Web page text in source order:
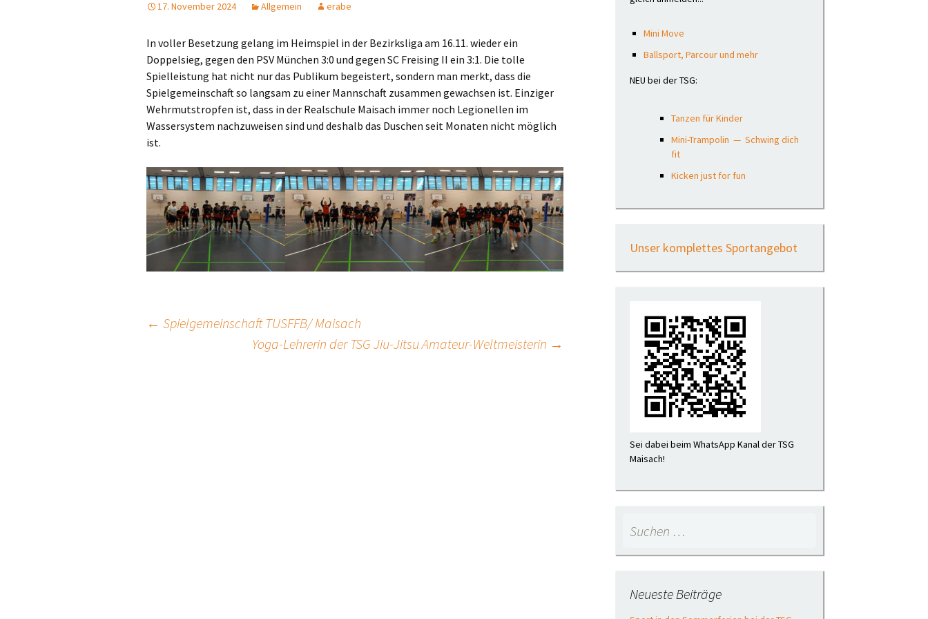
Turnen
Volleyball Trainingszeiten
Mannschaften
17. November 2024 Allgemein erabe
In voller Besetzung gelang im Heimspiel in der Bezirksliga am 16.11. wieder ein
Doppelsieg, gegen den PSV München 3:0 und gegen SC Freising II ein 3:1. Die tolle
Spielleistung hat nicht nur das Publikum begeistert, sondern man merkt, dass die
Spielgemeinschaft so langsam zu einer Mannschaft zusammen gewachsen ist. Einziger
Wehrmutstropfen ist, dass in der Realschule Maisach immer noch Legionellen im
Wassersystem nachzuweisen sind und deshalb das Duschen seit Monaten nicht möglich
ist.
← Spielgemeinschaft TUSFFB/ Maisach
Yoga-Lehrerin der TSG Jiu-Jitsu Amateur-Weltmeisterin →
Mini Move
Ballsport, Parcour und mehr
NEU bei der TSG:
Tanzen für Kinder
Mini-Trampolin — Schwing dich
fit
Kicken just for fun
Unser komplettes Sportangebot
Sei dabei beim WhatsApp Kanal der TSG
Maisach!
nach:
Neueste Beiträge